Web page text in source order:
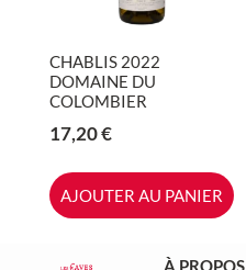
CHABLIS 2022
DOMAINE DU
COLOMBIER
17,20€
AJOUTER AU PANIER
À PROPOS